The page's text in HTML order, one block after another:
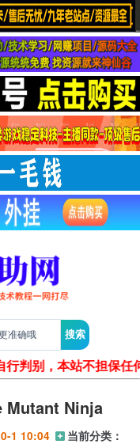
行判别，本站不担保
Mutant Ninja
1 10:04
当前分类：